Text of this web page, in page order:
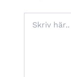
här..